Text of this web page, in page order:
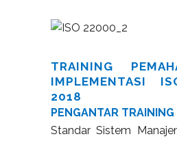
TRAINING
IMPLEMENTASI
2018
PENGANTAR TRAINING
Standar Sistem